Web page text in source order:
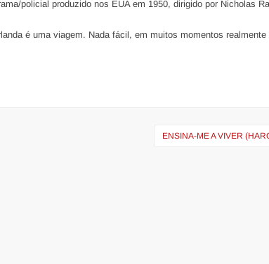
policial produzido nos EUA em 1950, dirigido por Nicholas
é uma viagem. Nada fácil, em muitos momentos realmente
ENSINA-ME A VIVER